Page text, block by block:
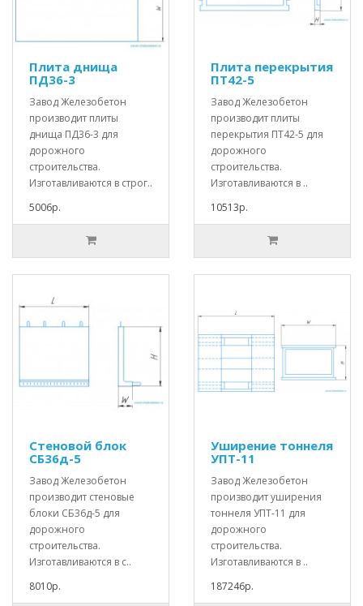
Плита днища
ПД36-3
Завод Железобетон
производит плиты
днища ПД36-3 для
дорожного
строительства.
Изготавливаются в строг..
5006р.
Плита перекрытия
ПТ42-5
Завод Железобетон
производит плиты
перекрытия ПТ42-5 для
дорожного
строительства.
Изготавливаются в ..
10513р.
Стеновой блок
СБ36д-5
Завод Железобетон
производит стеновые
блоки СБ36д-5 для
дорожного
строительства.
Изготавливаются в с..
8010р.
Уширение тоннеля
УПТ-11
Завод Железобетон
производит уширения
тоннеля УПТ-11 для
дорожного
строительства.
Изготавливаются в ..
187246р.